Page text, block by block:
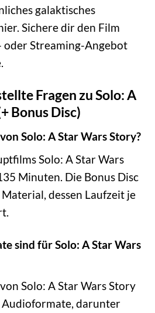
galaktisches
Sichere dir den Film
oder Streaming-Angebot
Fragen zu Solo: A
Bonus Disc)
Solo: A Star Wars Story?
Solo: A Star Wars
Minuten. Die Bonus Disc
dessen Laufzeit je
sind für Solo: A Star Wars
Solo: A Star Wars Story
darunter